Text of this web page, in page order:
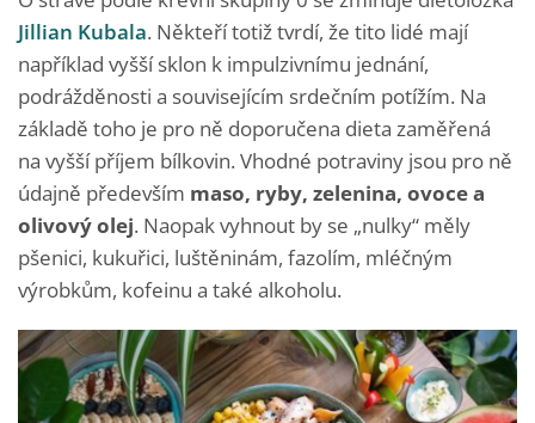
Jillian Kubala. Někteří totiž tvrdí, že tito lidé mají
například vyšší sklon k impulzivnímu jednání,
podrážděnosti a souvisejícím srdečním potížím. Na
základě toho je pro ně doporučena dieta zaměřená
na vyšší příjem bílkovin. Vhodné potraviny jsou pro ně
údajně především maso, ryby, zelenina, ovoce a
olivový olej. Naopak vyhnout by se „nulky“ měly
pšenici, kukuřici, luštěninám, fazolím, mléčným
výrobkům, kofeinu a také alkoholu.